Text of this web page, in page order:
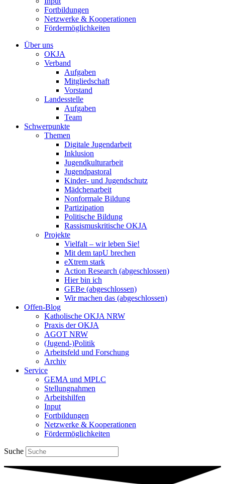
Fortbildungen
Netzwerke & Kooperationen
Fördermöglichkeiten
Über uns
OKJA
Verband
Aufgaben
Mitgliedschaft
Vorstand
Landesstelle
Aufgaben
Team
Schwerpunkte
Themen
Digitale Jugendarbeit
Inklusion
Jugendkulturarbeit
Jugendpastoral
Kinder- und Jugendschutz
Mädchenarbeit
Nonformale Bildung
Partizipation
Politische Bildung
Rassismuskritische OKJA
Projekte
Vielfalt – wir leben Sie!
Mit dem tapU brechen
eXtrem stark
Action Research (abgeschlossen)
Hier bin ich
GEBe (abgeschlossen)
Wir machen das (abgeschlossen)
Offen-Blog
Katholische OKJA NRW
Praxis der OKJA
AGOT NRW
(Jugend-)Politik
Arbeitsfeld und Forschung
Archiv
Service
GEMA und MPLC
Stellungnahmen
Arbeitshilfen
Input
Fortbildungen
Netzwerke & Kooperationen
Fördermöglichkeiten
Suche